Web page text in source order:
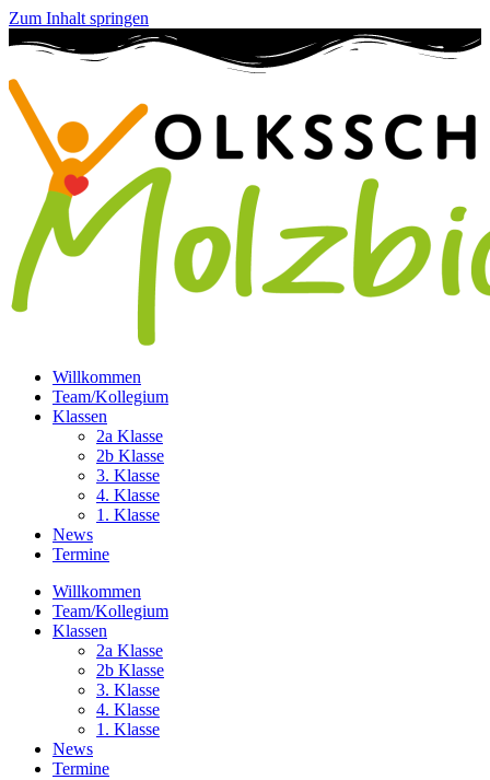
Zum Inhalt springen
Willkommen
Team/Kollegium
Klassen
2a Klasse
2b Klasse
3. Klasse
4. Klasse
1. Klasse
News
Termine
Willkommen
Team/Kollegium
Klassen
2a Klasse
2b Klasse
3. Klasse
4. Klasse
1. Klasse
News
Termine